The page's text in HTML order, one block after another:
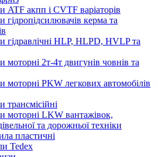
ATF акпп і CVTF варіаторів
гідропідсилювачів керма та
гідравлічні HLP, HLPD, HVLP та
моторні 2т-4т двигунів човнів та
моторні PKW легкових автомобілів
трансмісійні
моторні LKW вантажівок,
та дорожньої техніки
пластичні
Tedex